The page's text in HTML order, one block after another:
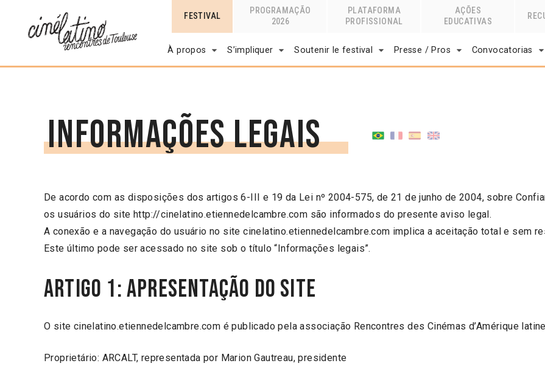
FESTIVAL
PROGRAMAÇÃO
2026
PLATAFORMA
PROFISSIONAL
AÇÕES
EDUCATIVAS
À propos S’impliquer Soutenir le festival Presse / Pros Convocatorias
Informações legais
De acordo com as disposições dos artigos 6-III e 19 da Lei nº 2004-575, de 21 de junho de 2004, sobre
os usuários do site http://cinelatino.etiennedelcambre.com são informados do presente aviso legal.
A conexão e a navegação do usuário no site cinelatino.etiennedelcambre.com implica a aceitação total e sem
Este último pode ser acessado no site sob o título “Informações legais”.
ARTIGO 1: Apresentação do site
O site cinelatino.etiennedelcambre.com é publicado pela associação Rencontres des Cinémas d’Amérique
Proprietário: ARCALT, representada por Marion Gautreau, presidente